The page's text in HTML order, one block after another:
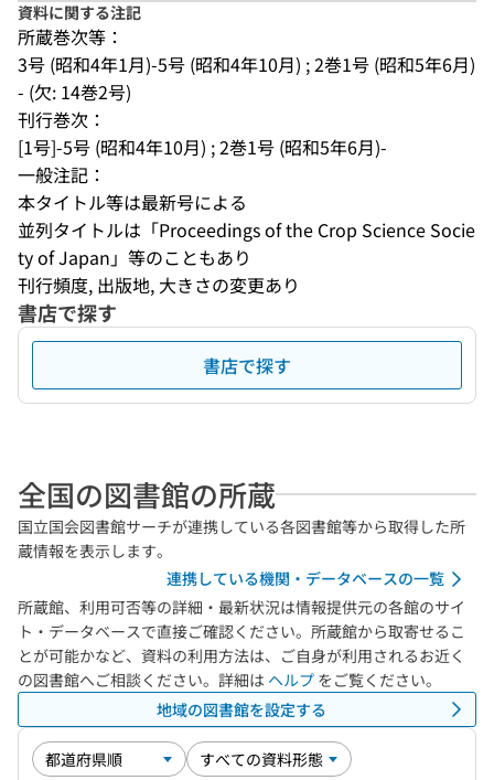
資料に関する注記
所蔵巻次等：
3号 (昭和4年1月)-5号 (昭和4年10月) ; 2巻1号 (昭和5年6月)
- (欠: 14巻2号)
刊行巻次：
[1号]-5号 (昭和4年10月) ; 2巻1号 (昭和5年6月)-
一般注記：
本タイトル等は最新号による
並列タイトルは「Proceedings of the Crop Science Socie
ty of Japan」等のこともあり
刊行頻度, 出版地, 大きさの変更あり
書店で探す
書店で探す
全国の図書館の所蔵
国立国会図書館サーチが連携している各図書館等から取得した所
蔵情報を表示します。
連携している機関・データベースの一覧
所蔵館、利用可否等の詳細・最新状況は情報提供元の各館のサイ
ト・データベースで直接ご確認ください。所蔵館から取寄せるこ
とが可能かなど、資料の利用方法は、ご自身が利用されるお近く
の図書館へご相談ください。詳細は ヘルプ をご覧ください。
地域の図書館を設定する